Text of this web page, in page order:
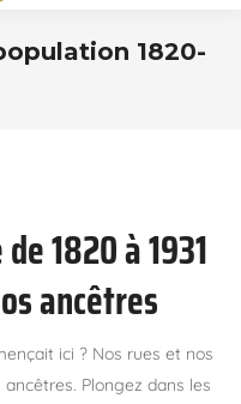
1820-
1820 à 1931
ancêtres
ici ? Nos rues et nos
Plongez dans les